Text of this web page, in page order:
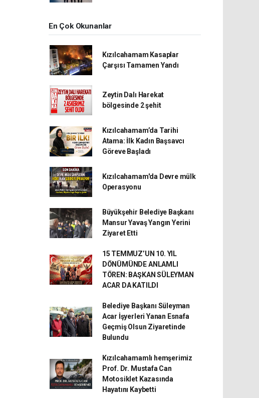
En Çok Okunanlar
Kızılcahamam Kasaplar
Çarşısı Tamamen Yandı
Zeytin Dalı Harekat
bölgesinde 2 şehit
Kızılcahamam’da Tarihi
Atama: İlk Kadın Başsavcı
Göreve Başladı
Kızılcahamam'da Devre mülk
Operasyonu
Büyükşehir Belediye Başkanı
Mansur Yavaş Yangın Yerini
Ziyaret Etti
15 TEMMUZ’UN 10. YIL
DÖNÜMÜNDE ANLAMLI
TÖREN: BAŞKAN SÜLEYMAN
ACAR DA KATILDI
Belediye Başkanı Süleyman
Acar İşyerleri Yanan Esnafa
Geçmiş Olsun Ziyaretinde
Bulundu
Kızılcahamamlı hemşerimiz
Prof. Dr. Mustafa Can
Motosiklet Kazasında
Hayatını Kaybetti